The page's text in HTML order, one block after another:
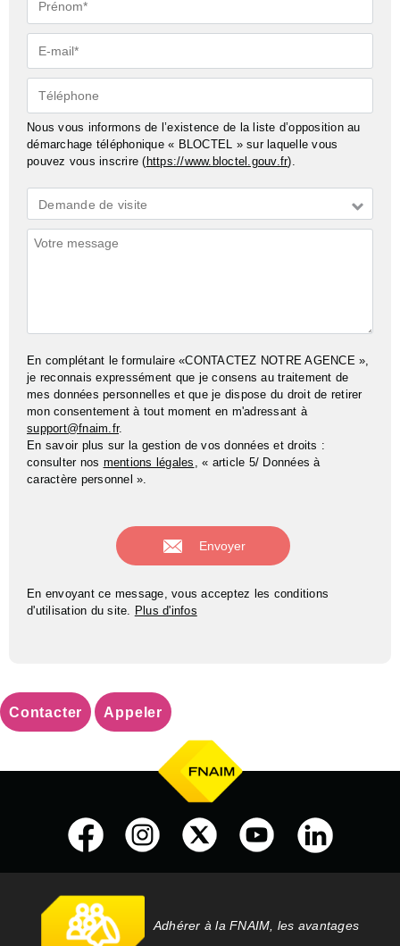
E-
mail*
Téléphone
Nous vous informons de l’existence de la liste d’opposition au
démarchage téléphonique « BLOCTEL » sur laquelle vous
pouvez vous inscrire ( https://www.bloctel.gouv.fr).
Demande
*
Demande de visite
Commentaires
En complétant le formulaire «CONTACTEZ NOTRE AGENCE »,
je reconnais expressément que je consens au traitement de
mes données personnelles et que je dispose du droit de retirer
mon consentement à tout moment en m'adressant à
support@fnaim.fr.
En savoir plus sur la gestion de vos données et droits :
consulter nos mentions légales , « article 5/ Données à
caractère personnel ».
En envoyant ce message, vous acceptez les conditions
d'utilisation du site. Plus d'infos
Contacter Appeler
Adhérer à la FNAIM, les avantages